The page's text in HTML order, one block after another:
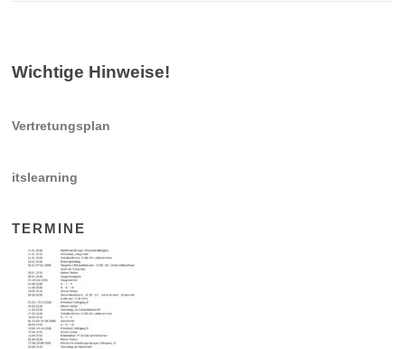
Wichtige Hinweise!
Vertretungsplan
itslearning
TERMINE